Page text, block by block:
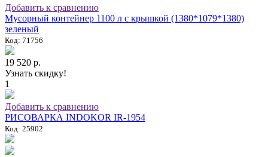
Добавить к сравнению
Мусорный контейнер 1100 л с крышкой (1380*1079*1380)
зеленый
Код: 71756
19 520 р.
Узнать скидку!
1
Добавить к сравнению
РИСОВАРКА INDOKOR IR-1954
Код: 25902